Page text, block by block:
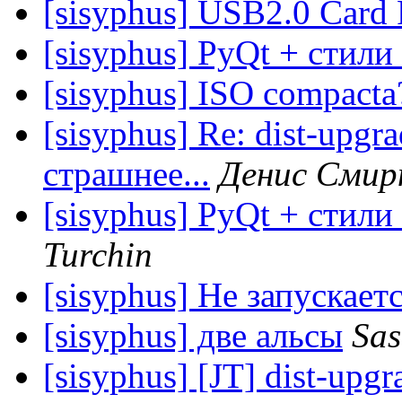
[sisyphus] USB2.0 Card
[sisyphus] PyQt +
[sisyphus] ISO
[sisyphus] Re: dist-
страшнее... Денис
[sisyphus] PyQt +
Turchin
[sisyphus] Не
[sisyphus] две альсы
[sisyphus] [JT] dist-